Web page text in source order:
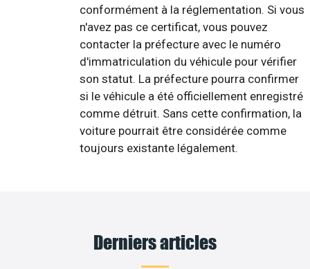
conformément à la réglementation. Si vous
n'avez pas ce certificat, vous pouvez
contacter la préfecture avec le numéro
d'immatriculation du véhicule pour vérifier
son statut. La préfecture pourra confirmer
si le véhicule a été officiellement enregistré
comme détruit. Sans cette confirmation, la
voiture pourrait être considérée comme
toujours existante légalement.
Derniers articles